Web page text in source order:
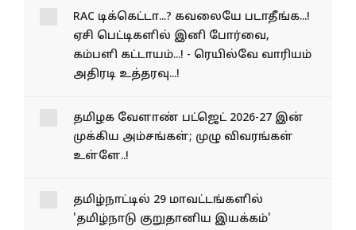
RAC டிக்கெட்டா...? கவலையே
படாதீங்க...! ஏசி பெட்டிகளில்
இனி போர்வை, கம்பளி
கட்டாயம்...! - ரெயில்வே
தமிழக வேளாண் பட்ஜெட்
உள்ளே..!